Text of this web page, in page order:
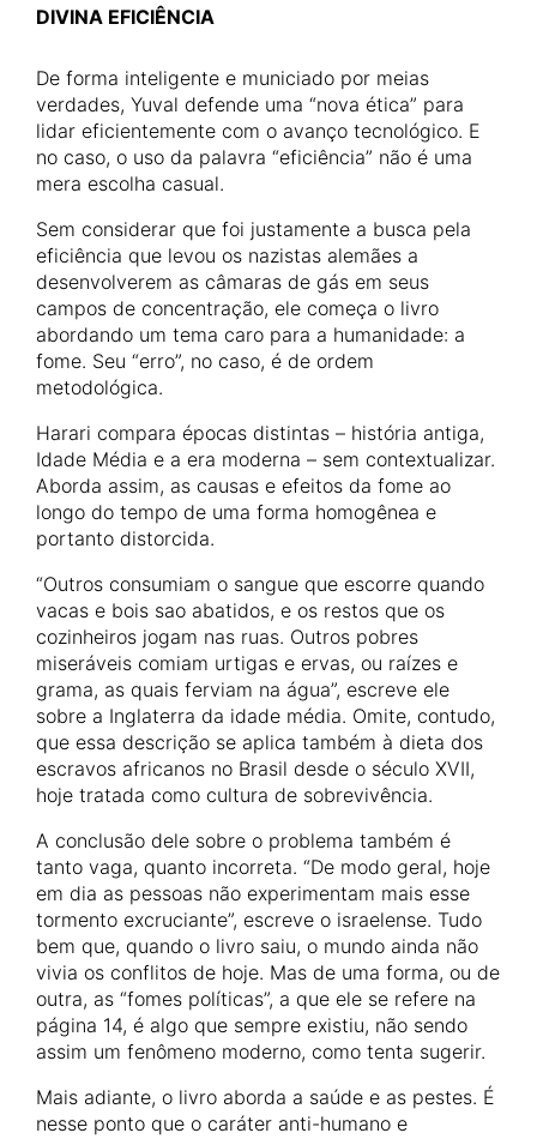
DIVINA EFICIÊNCIA
De forma inteligente e municiado por meias
verdades, Yuval defende uma “nova ética” para
lidar eficientemente com o avanço tecnológico. E
no caso, o uso da palavra “eficiência” não é uma
mera escolha casual.
Sem considerar que foi justamente a busca pela
eficiência que levou os nazistas alemães a
desenvolverem as câmaras de gás em seus
campos de concentração, ele começa o livro
abordando um tema caro para a humanidade: a
fome. Seu “erro”, no caso, é de ordem
metodológica.
Harari compara épocas distintas – história antiga,
Idade Média e a era moderna – sem contextualizar.
Aborda assim, as causas e efeitos da fome ao
longo do tempo de uma forma homogênea e
portanto distorcida.
“Outros consumiam o sangue que escorre quando
vacas e bois sao abatidos, e os restos que os
cozinheiros jogam nas ruas. Outros pobres
miseráveis comiam urtigas e ervas, ou raízes e
grama, as quais ferviam na água”, escreve ele
sobre a Inglaterra da idade média. Omite, contudo,
que essa descrição se aplica também à dieta dos
escravos africanos no Brasil desde o século XVII,
hoje tratada como cultura de sobrevivência.
A conclusão dele sobre o problema também é
tanto vaga, quanto incorreta. “De modo geral, hoje
em dia as pessoas não experimentam mais esse
tormento excruciante”, escreve o israelense. Tudo
bem que, quando o livro saiu, o mundo ainda não
vivia os conflitos de hoje. Mas de uma forma, ou de
outra, as “fomes políticas”, a que ele se refere na
página 14, é algo que sempre existiu, não sendo
assim um fenômeno moderno, como tenta sugerir.
Mais adiante, o livro aborda a saúde e as pestes. É
nesse ponto que o caráter anti-humano e